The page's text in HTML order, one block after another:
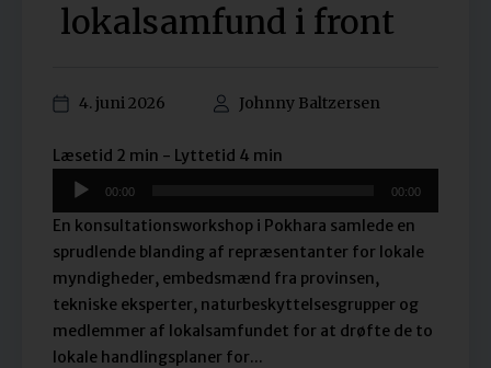
lokalsamfund i front
4. juni 2026 Johnny Baltzersen
Læsetid 2 min - Lyttetid 4 min
00:00 00:00
En konsultationsworkshop i Pokhara samlede en
sprudlende blanding af repræsentanter for lokale
myndigheder, embedsmænd fra provinsen,
tekniske eksperter, naturbeskyttelsesgrupper og
medlemmer af lokalsamfundet for at drøfte de to
lokale handlingsplaner for...